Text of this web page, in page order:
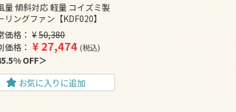
量 傾斜対応 軽量 コイズミ製
リングファン【KDF020】
価格
¥ 50,380
価格
¥27,474 税込
OFF
お気に入りに追加